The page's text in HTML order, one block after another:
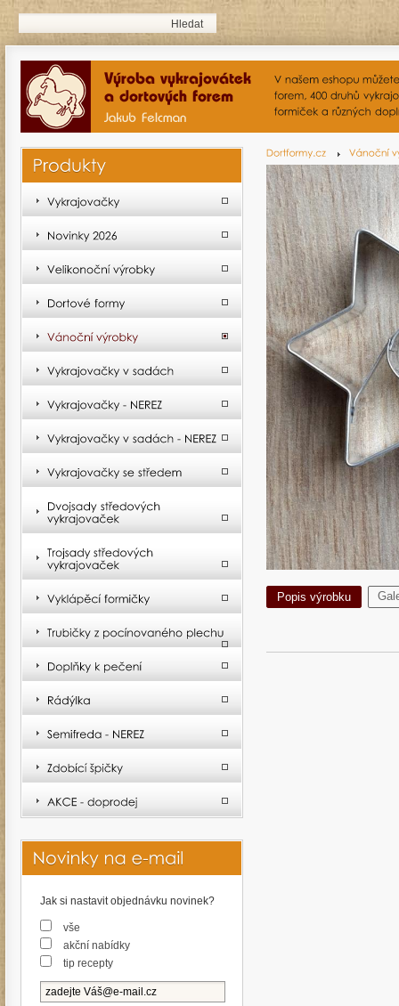
Popis výrobku
Jak si nastavit objednávku novinek?
vše
akční nabídky
tip recepty